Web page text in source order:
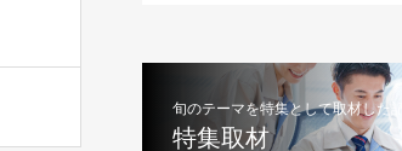
旬のテーマを特集として取材した
特集取材